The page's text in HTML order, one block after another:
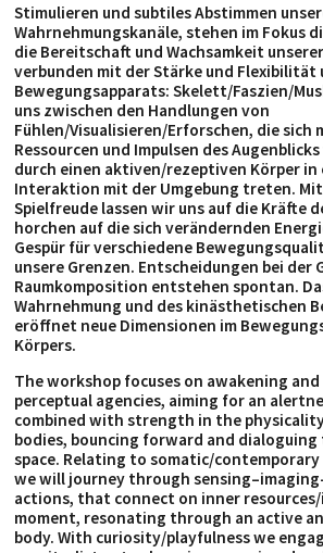
Stimulieren und subtiles Abstimmen
Wahrnehmungskanäle, stehen im Fokus
die Bereitschaft und Wachsamkeit
verbunden mit der Stärke und Flexibilität
Bewegungsapparats: Skelett/Faszien/
uns zwischen den Handlungen von
Fühlen/Visualisieren/Erforschen, die sich
Ressourcen und Impulsen des
durch einen aktiven/rezeptiven Körper in
Interaktion mit der Umgebung treten.
Spielfreude lassen wir uns auf die Kräfte
horchen auf die sich verändernden
Gespür für verschiedene
unsere Grenzen. Entscheidungen bei der
Raumkomposition entstehen spontan.
Wahrnehmung und des kinästhetischen
eröffnet neue Dimensionen im
Körpers.
The workshop focuses on awakening
perceptual agencies, aiming for an
combined with strength in the
bodies, bouncing forward and
space. Relating to somatic/
we will journey through
actions, that connect on inner
moment, resonating through an active
body. With curiosity/playfulness we